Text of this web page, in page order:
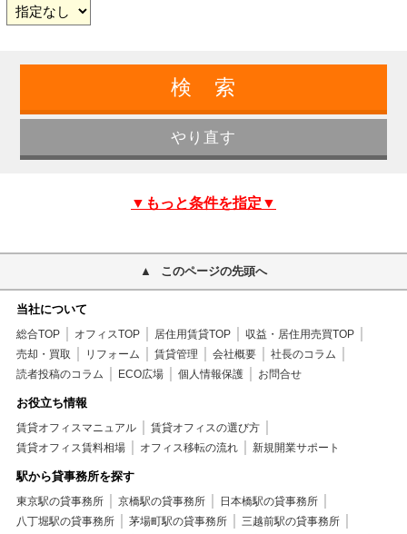
▼もっと条件を指定▼
このページの先頭へ
当社について
総合TOP オフィスTOP 居住用賃貸TOP
収益・居住用売買TOP
売却・買取
リフォーム 賃貸管理 会社概要
社長のコラム
読者投稿のコラム
ECO広場 個人情報保護 お問合せ
お役立ち情報
賃貸オフィスマニュアル
賃貸オフィスの選び方
賃貸オフィス賃料相場
オフィス移転の流れ 新規開業サポート
駅から貸事務所を探す
東京駅の貸事務所 京橋駅の貸事務所
日本橋駅の貸事務所
八丁堀駅の貸事務所
茅場町駅の貸事務所
三越前駅の貸事務所